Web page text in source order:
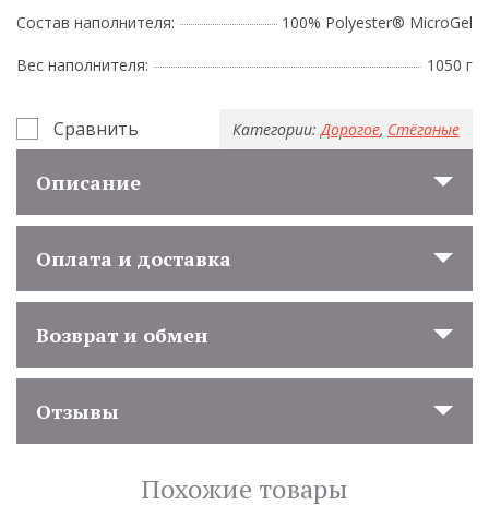
Состав наполнителя: 100% Polyester® MicroGel
Вес наполнителя: 1050 г
Сравнить Категории: Дорогое, Стёганые
Описание
Оплата и доставка
Возврат и обмен
Отзывы
Похожие товары